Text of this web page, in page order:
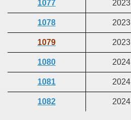
1077 2023
1078 2023
1079 2023
1080 2024
1081 2024
1082 2024